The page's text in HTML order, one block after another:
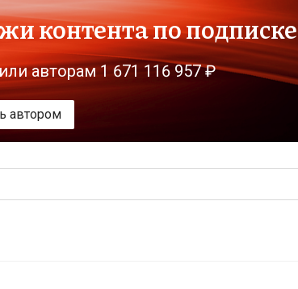
контента по подписке
авторам 1 671 116 957 ₽
автором